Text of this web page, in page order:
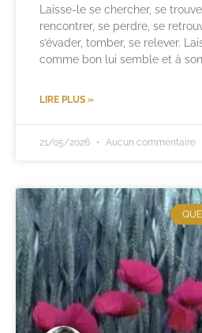
Laisse-le se chercher, se
rencontrer, se perdre, se
s’évader, tomber, se relever.
comme bon lui semble et à
LIRE PLUS »
21/05/2026 Aucun commentaire